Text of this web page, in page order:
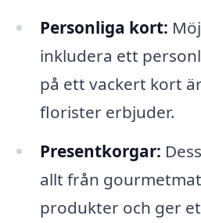
Personliga kort:
inkludera ett
på ett vackert kort
florister erbjuder.
Presentkorgar:
allt från
produkter och ger